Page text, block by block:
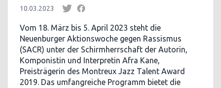
10.03.2023
Vom 18. März bis 5. April 2023 steht die
Neuenburger Aktionswoche gegen Rassismus
(SACR) unter der Schirmherrschaft der Autorin,
Komponistin und Interpretin Afra Kane,
Preisträgerin des Montreux Jazz Talent Award
2019. Das umfangreiche Programm bietet die